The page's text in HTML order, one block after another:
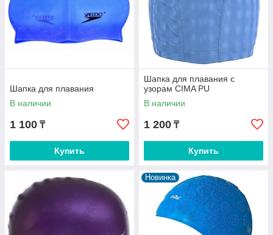
Шапка для плавания
В наличии
1 100 ₸
Купить
Шапка для плавания c
узорам CIMA PU
В наличии
1 200 ₸
Купить
Новинка